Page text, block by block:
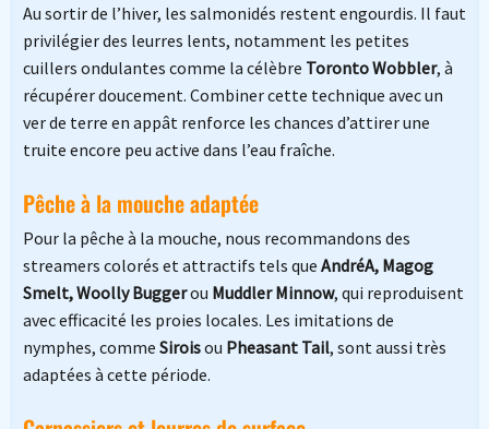
Au sortir de l’hiver, les salmonidés restent engourdis. Il faut
privilégier des leurres lents, notamment les petites
cuillers ondulantes comme la célèbre Toronto Wobbler, à
récupérer doucement. Combiner cette technique avec un
ver de terre en appât renforce les chances d’attirer une
truite encore peu active dans l’eau fraîche.
Pêche à la mouche adaptée
Pour la pêche à la mouche, nous recommandons des
streamers colorés et attractifs tels que AndréA, Magog
Smelt, Woolly Buggerou Muddler Minnow, qui reproduisent
avec efficacité les proies locales. Les imitations de
nymphes, comme Siroisou Pheasant Tail, sont aussi très
adaptées à cette période.